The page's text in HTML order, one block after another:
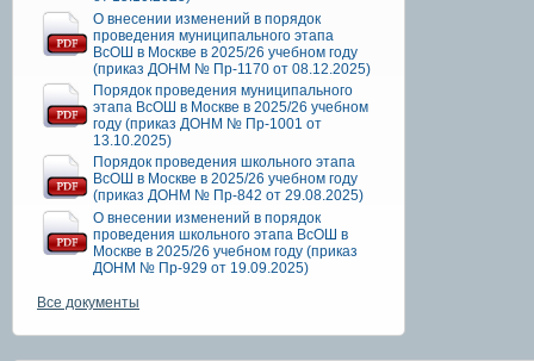
О внесении изменений в порядок
проведения муниципального этапа
ВсОШ в Москве в 2025/26 учебном году
(приказ ДОНМ № Пр-1170 от 08.12.2025)
Порядок проведения муниципального
этапа ВсОШ в Москве в 2025/26 учебном
году (приказ ДОНМ № Пр-1001 от
13.10.2025)
Порядок проведения школьного этапа
ВсОШ в Москве в 2025/26 учебном году
(приказ ДОНМ № Пр-842 от 29.08.2025)
О внесении изменений в порядок
проведения школьного этапа ВсОШ в
Москве в 2025/26 учебном году (приказ
ДОНМ № Пр-929 от 19.09.2025)
Все документы